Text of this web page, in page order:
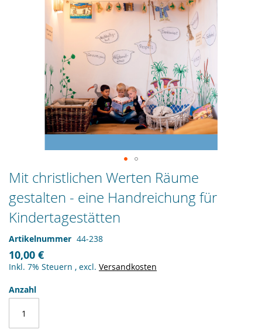
Mit christlichen Werten Räume
gestalten - eine Handreichung für
Kindertagestätten
Artikelnummer 44-238
10,00 €
Inkl. 7% Steuern , excl. Versandkosten
Anzahl
Zum
Anfang
der
Bildergalerie
springen